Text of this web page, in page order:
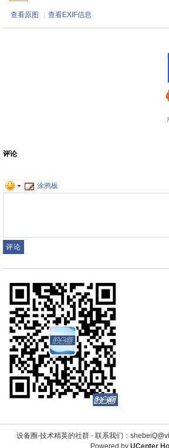
查看原图 查看EXIF信息
评论
涂鸦板
设备圈-技术精英的社群 - 联系我们：
Powered by UCenter